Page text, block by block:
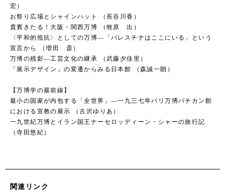
宏）
お祭り広場とシャインハット （長谷川香）
貴賓きたる！大阪・関西万博 （牧原 出）
〈平和的抵抗〉としての万博―「パレスチナはここにいる」という
宣言から （増田 斎）
万博の残影―工芸文化の継承 （武藤夕佳里）
「展示デザイン」の変遷からみる日本館 （森誠一朗）
【万博学の最前線】
最小の国家が内包する「全世界」―一九三七年パリ万博バチカン館
における宣教の展示 （古沢ゆりあ）
一九世紀万博とイラン国王ナーセロッディーン・シャーの旅行記
（寺田悠紀）
関連リンク